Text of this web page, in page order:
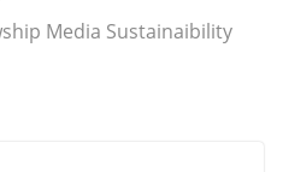
Media Sustainaibility